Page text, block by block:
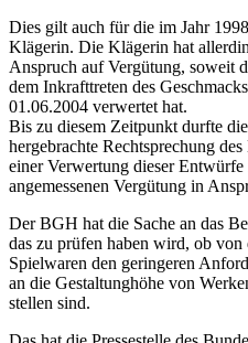
Dies gilt auch für die im Jahr
Klägerin. Die Klägerin hat
Anspruch auf Vergütung, soweit
dem Inkrafttreten des
01.06.2004 verwertet hat.
Bis zu diesem Zeitpunkt durfte
hergebrachte Rechtsprechung
einer Verwertung dieser
angemessenen Vergütung in
Der BGH hat die Sache an das
das zu prüfen haben wird, ob
Spielwaren den geringeren
an die Gestaltunghöhe von
stellen sind.